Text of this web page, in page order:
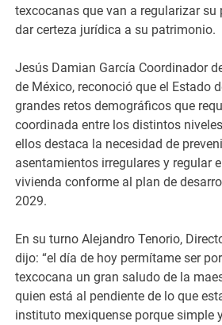
texcocanas que van a regularizar su
dar certeza jurídica a su patrimonio.
Jesús Damian García Coordinador
de México, reconoció que el Estado
grandes retos demográficos que
coordinada entre los distintos
ellos destaca la necesidad de
asentamientos irregulares y regular
vivienda conforme al plan de
2029.
En su turno Alejandro Tenorio,
dijo: “el día de hoy permítame ser
texcocana un gran saludo de la
quien está al pendiente de lo que
instituto mexiquense porque simple